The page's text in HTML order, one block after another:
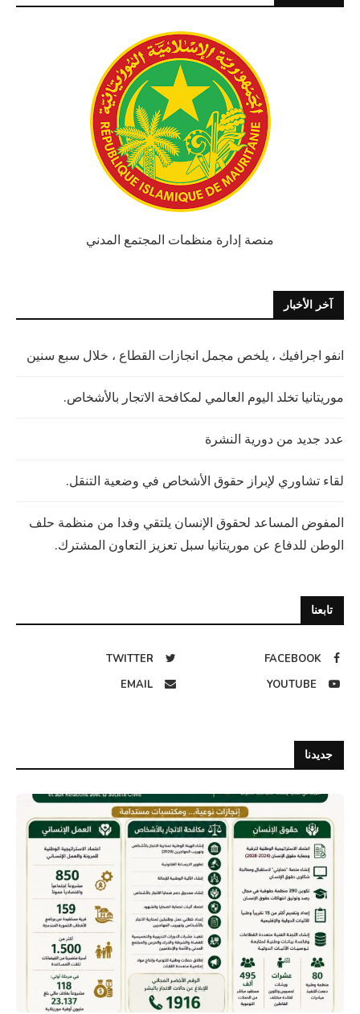
منصة إدارة منظمات المجتمع المدني
آخر الأخبار
انفو اجرافيك ، يلخص مجمل انجازات القطاع ، خلال سبع سنين
موريتانيا تخلد اليوم العالمي لمكافحة الاتجار بالأشخاص.
عدد جديد من دورية النشرة
لقاء تشاوري لإبراز حقوق الأشخاص في وضعية التنقل.
المفوض المساعد لحقوق الإنسان يلتقي وفدا من منظمة حلف
الوطن للدفاع عن موريتانيا سبل تعزيز التعاون المشترك.
تابعنا
FACEBOOK
TWITTER
YOUTUBE
EMAIL
جديدنا